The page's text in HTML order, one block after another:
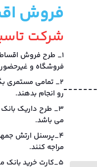
فروش
شرکت
1_ طرح فروش
فروشگاه و
2_ تمامی مستمری
رو انجام بدهند.
3_ طرح داریک
می باشد.
4_پرسنل ارتش
مراجه کنند.
5_کارت خرید بانک ملی نوپی برای بازنشستگان بانک ملی و کارکنان آموزش پرورش.